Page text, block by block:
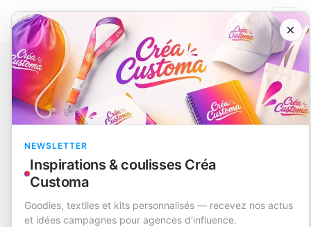
×
NEWSLETTER
Inspirations & coulisses Créa
Customa
Goodies, textiles et kits personnalisés — recevez nos actus
et idées campagnes pour agences d'influence.
Catalogue Maison et objets Planche à Découper Barlak
EN STOCK